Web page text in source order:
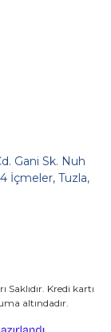
Gani Sk. Nuh
İçmeler, Tuzla,
Saklıdır. Kredi kartı
altındadır.